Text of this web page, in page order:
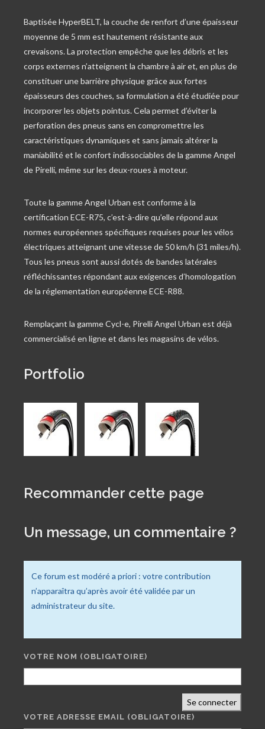
Baptisée HyperBELT, la couche de renfort d’une épaisseur
moyenne de 5 mm est hautement résistante aux
crevaisons. La protection empêche que les débris et les
corps externes n’atteignent la chambre à air et, en plus de
constituer une barrière physique grâce aux fortes
épaisseurs des couches, sa formulation a été étudiée pour
incorporer les objets pointus. Cela permet d’éviter la
perforation des pneus sans en compromettre les
caractéristiques dynamiques et sans jamais altérer la
maniabilité et le confort indissociables de la gamme Angel
de Pirelli, même sur les deux-roues à moteur.
Toute la gamme Angel Urban est conforme à la
certification ECE-R75, c’est-à-dire qu’elle répond aux
normes européennes spécifiques requises pour les vélos
électriques atteignant une vitesse de 50 km/h (31 miles/h).
Tous les pneus sont aussi dotés de bandes latérales
réfléchissantes répondant aux exigences d’homologation
de la réglementation européenne ECE-R88.
Remplaçant la gamme Cycl-e, Pirelli Angel Urban est déjà
commercialisé en ligne et dans les magasins de vélos.
Portfolio
Recommander cette page
Un message, un commentaire ?
Ce forum est modéré a priori : votre contribution
n’apparaîtra qu’après avoir été validée par un
administrateur du site.
VOTRE NOM (OBLIGATOIRE)
Se connecter
VOTRE ADRESSE EMAIL (OBLIGATOIRE)